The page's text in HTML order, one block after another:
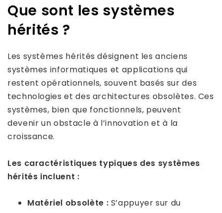
Que sont les systèmes
hérités ?
Les systèmes hérités désignent les anciens
systèmes informatiques et applications qui
restent opérationnels, souvent basés sur des
technologies et des architectures obsolètes. Ces
systèmes, bien que fonctionnels, peuvent
devenir un obstacle à l’innovation et à la
croissance.
Les caractéristiques typiques des systèmes
hérités incluent :
Matériel obsolète : S’appuyer sur du